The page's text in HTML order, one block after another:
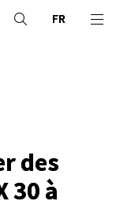
FR
des
30 à